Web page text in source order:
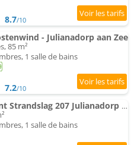
8.7/10
- Julianadorp aan Zee
85 m²
1 salle de bains
7.2/10
plage appartment Strandslag 207 Julianadorp aan Zee
1 salle de bains